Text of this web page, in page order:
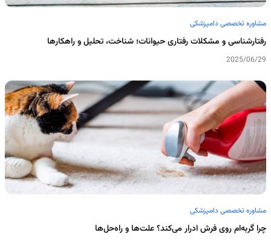
مشاوره تخصصی دامپزشکی
رفتارشناسی و مشکلات رفتاری حیوانات؛ شناخت، تحلیل و راهکارها
2025/06/29
مشاوره تخصصی دامپزشکی
چرا گربه‌ام روی فرش ادرار می‌کند؟ علت‌ها و راه‌حل‌ها